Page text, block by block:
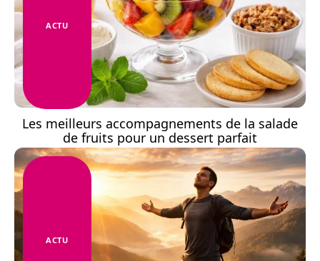
ACTU
Les meilleurs accompagnements de la salade
de fruits pour un dessert parfait
ACTU